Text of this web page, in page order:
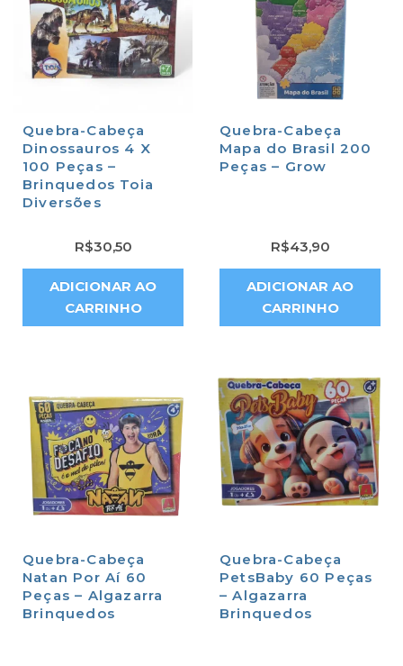
Quebra-Cabeça
Dinossauros 4 X
100 Peças –
Brinquedos Toia
Diversões
R$30,50
ADICIONAR AO
CARRINHO
Quebra-Cabeça
Mapa do Brasil 200
Peças – Grow
R$43,90
ADICIONAR AO
CARRINHO
Quebra-Cabeça
Natan Por Aí 60
Peças – Algazarra
Brinquedos
Quebra-Cabeça
PetsBaby 60 Peças
– Algazarra
Brinquedos